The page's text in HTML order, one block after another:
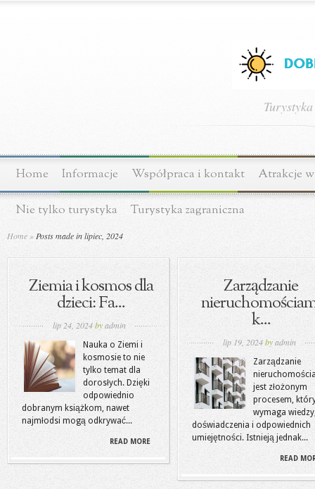
Home Informacje Współpraca i kontakt Atrakcje
Nie tylko turystyka Turystyka zagraniczna
Home » Posts made in lipiec, 2024
Ziemia i kosmos dla
dzieci: Fa...
lip 24, 2024byadmin
Nauka o Ziemi i
kosmosie to nie
tylko temat dla
dorosłych. Dzięki
odpowiednio
dobranym książkom, nawet
najmłodsi mogą odkrywać...
READ MORE
Zarządzanie
k...
lip 19, 2024byadmin
Zarządzanie
jest złożonym
procesem,
wymaga
doświadczenia i odpowiednich
umiejętności. Istnieją jednak...
READ